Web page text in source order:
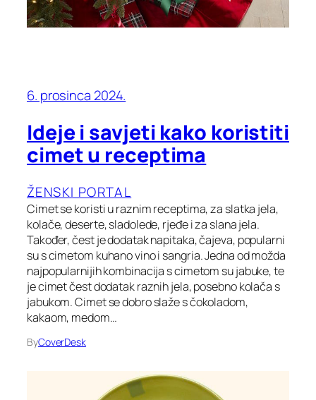
6. prosinca 2024.
Ideje i savjeti kako koristiti
cimet u receptima
ŽENSKI PORTAL
Cimet se koristi u raznim receptima, za slatka jela,
kolače, deserte, sladolede, rjeđe i za slana jela.
Također, čest je dodatak napitaka, čajeva, popularni
su s cimetom kuhano vino i sangria. Jedna od možda
najpopularnijih kombinacija s cimetom su jabuke, te
je cimet čest dodatak raznih jela, posebno kolača s
jabukom. Cimet se dobro slaže s čokoladom,
kakaom, medom…
ByCoverDesk